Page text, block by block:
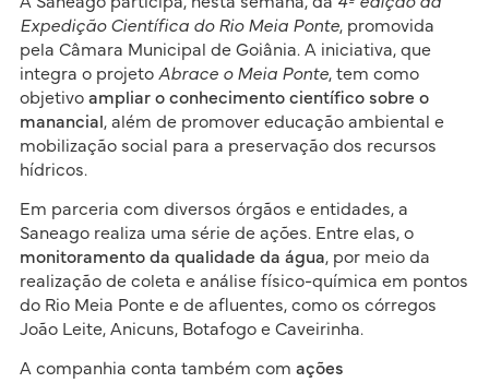
Expedição Científica do Rio Meia Ponte, promovida
pela Câmara Municipal de Goiânia. A iniciativa, que
integra o projeto Abrace o Meia Ponte, tem como
objetivo ampliar o conhecimento científico sobre o
manancial , além de promover educação ambiental e
mobilização social para a preservação dos recursos
hídricos.
Em parceria com diversos órgãos e entidades, a
Saneago realiza uma série de ações. Entre elas, o
monitoramento da qualidade da água, por meio da
realização de coleta e análise físico-química em pontos
do Rio Meia Ponte e de afluentes, como os córregos
João Leite, Anicuns, Botafogo e Caveirinha.
A companhia conta também com ações